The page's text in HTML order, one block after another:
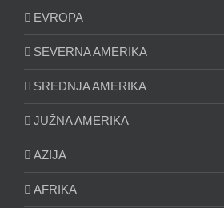
EVROPA
SEVERNA AMERIKA
SREDNJA AMERIKA
JUŽNA AMERIKA
AZIJA
AFRIKA